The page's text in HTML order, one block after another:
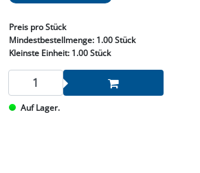
Preis pro Stück
Mindestbestellmenge: 1.00 Stück
Kleinste Einheit:1.00 Stück
Auf Lager.